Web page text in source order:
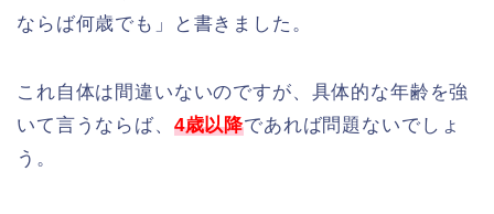
ならば何歳でも」と書きました。
これ自体は間違いないのですが、具体的な年齢を強
いて言うならば、 4歳以降であれば問題ないでしょ
う。